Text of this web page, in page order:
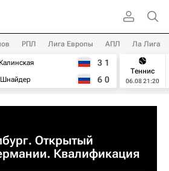
РПЛ Лига Европы АПЛ Ла Лига
3 1
6 0
Теннис
06.08 21:20
Открытый
Квалификация